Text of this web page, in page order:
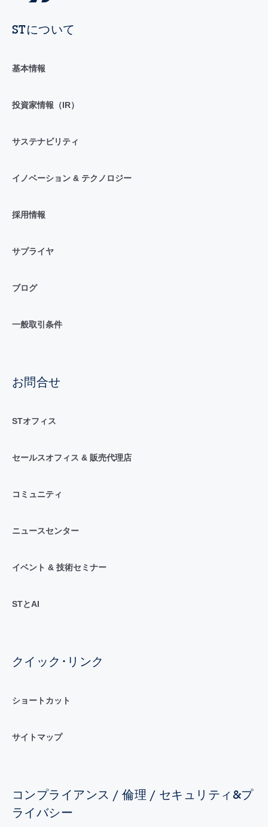
STについて
基本情報
投資家情報（IR）
サステナビリティ
イノベーション & テクノロジー
採用情報
サプライヤ
ブログ
一般取引条件
お問合せ
STオフィス
セールスオフィス & 販売代理店
コミュニティ
ニュースセンター
イベント & 技術セミナー
STとAI
クイック･リンク
ショートカット
サイトマップ
コンプライアンス / 倫理 / セキュリティ&プ
ライバシー